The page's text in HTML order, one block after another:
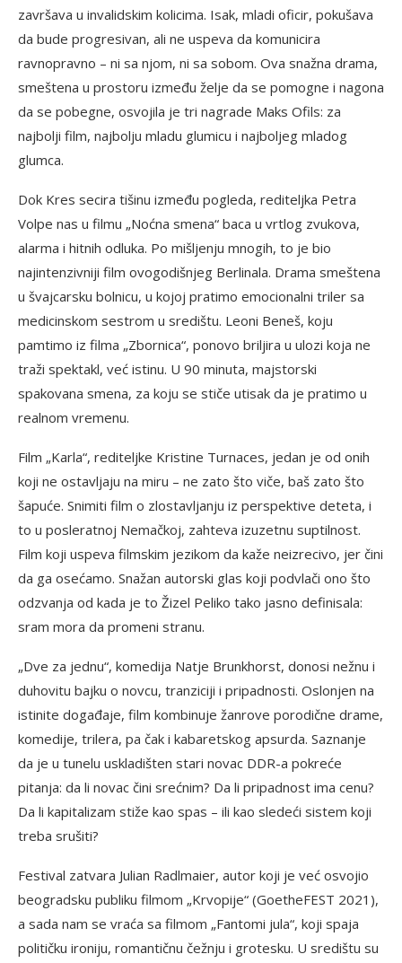
završava u invalidskim kolicima. Isak, mladi oficir, pokušava
da bude progresivan, ali ne uspeva da komunicira
ravnopravno – ni sa njom, ni sa sobom. Ova snažna drama,
smeštena u prostoru između želje da se pomogne i nagona
da se pobegne, osvojila je tri nagrade Maks Ofils: za
najbolji film, najbolju mladu glumicu i najboljeg mladog
glumca.
Dok Kres secira tišinu između pogleda, rediteljka Petra
Volpe nas u filmu „Noćna smena“ baca u vrtlog zvukova,
alarma i hitnih odluka. Po mišljenju mnogih, to je bio
najintenzivniji film ovogodišnjeg Berlinala. Drama smeštena
u švajcarsku bolnicu, u kojoj pratimo emocionalni triler sa
medicinskom sestrom u središtu. Leoni Beneš, koju
pamtimo iz filma „Zbornica“, ponovo briljira u ulozi koja ne
traži spektakl, već istinu. U 90 minuta, majstorski
spakovana smena, za koju se stiče utisak da je pratimo u
realnom vremenu.
Film „Karla“, rediteljke Kristine Turnaces, jedan je od onih
koji ne ostavljaju na miru – ne zato što viče, baš zato što
šapuće. Snimiti film o zlostavljanju iz perspektive deteta, i
to u posleratnoj Nemačkoj, zahteva izuzetnu suptilnost.
Film koji uspeva filmskim jezikom da kaže neizrecivo, jer čini
da ga osećamo. Snažan autorski glas koji podvlači ono što
odzvanja od kada je to Žizel Peliko tako jasno definisala:
sram mora da promeni stranu.
„Dve za jednu“, komedija Natje Brunkhorst, donosi nežnu i
duhovitu bajku o novcu, tranziciji i pripadnosti. Oslonjen na
istinite događaje, film kombinuje žanrove porodične drame,
komedije, trilera, pa čak i kabaretskog apsurda. Saznanje
da je u tunelu uskladišten stari novac DDR-a pokreće
pitanja: da li novac čini srećnim? Da li pripadnost ima cenu?
Da li kapitalizam stiže kao spas – ili kao sledeći sistem koji
treba srušiti?
Festival zatvara Julian Radlmaier, autor koji je već osvojio
beogradsku publiku filmom „Krvopije“ (GoetheFEST 2021),
a sada nam se vraća sa filmom „Fantomi jula“, koji spaja
političku ironiju, romantičnu čežnju i grotesku. U središtu su